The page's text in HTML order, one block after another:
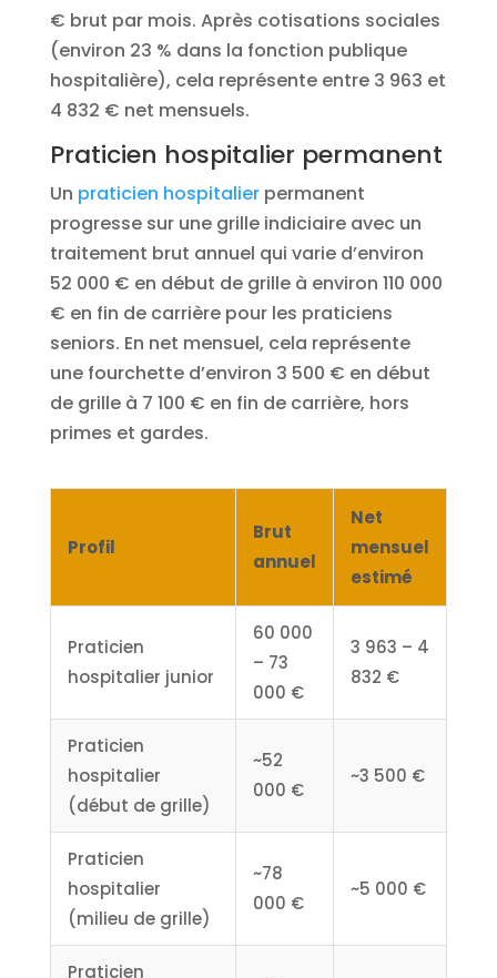
€ brut par mois. Après cotisations sociales
(environ 23 % dans la fonction publique
hospitalière), cela représente entre 3 963 et
4 832 € net mensuels.
Praticien hospitalier permanent
Un praticien hospitalierpermanent
progresse sur une grille indiciaire avec un
traitement brut annuel qui varie d’environ
52 000 € en début de grille à environ 110 000
€ en fin de carrière pour les praticiens
seniors. En net mensuel, cela représente
une fourchette d’environ 3 500 € en début
de grille à 7 100 € en fin de carrière, hors
primes et gardes.
Profil
Brut
annuel
Net
mensuel
estimé
Praticien
hospitalier junior
60 000
– 73
000 €
3 963 – 4
832 €
Praticien
hospitalier
(début de grille)
~52
000 €
~3 500 €
Praticien
hospitalier
(milieu de grille)
~78
000 €
~5 000 €
Praticien